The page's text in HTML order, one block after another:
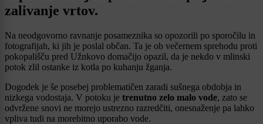
zalivanje vrtov.
Na neodgovorno ravnanje posameznika so opozorili po sporočilu in
fotografijah, ki jih je poslal občan. Ta je ob večernem sprehodu proti
pokopališču pred Užnkovo domačijo opazil, da je nekdo v mlinski
potok zlil ostanke iz kotla po kuhanju žganja.
Dogodek je še posebej problematičen zaradi sušnega obdobja in
nizkega vodostaja. V potoku je trenutno zelo malo vode, zato se
odvržene snovi ne morejo ustrezno razredčiti, onesnaženje pa lahko
vpliva tudi na morebitno uporabo vode.